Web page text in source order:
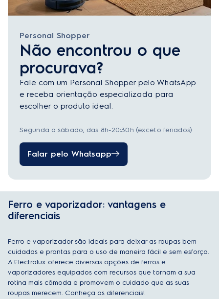
Personal Shopper
Não encontrou o que
procurava?
Fale com um Personal Shopper pelo WhatsApp
e receba orientação especializada para
escolher o produto ideal.
Segunda a sábado, das 8h-20:30h (exceto feriados)
Falar pelo Whatsapp
Ferro e vaporizador: vantagens e
diferenciais
Ferro e vaporizador são ideais para deixar as roupas bem
cuidadas e prontas para o uso de maneira fácil e sem esforço.
A Electrolux oferece diversas opções de ferros e
vaporizadores equipados com recursos que tornam a sua
rotina mais cômoda e promovem o cuidado que as suas
roupas merecem. Conheça os diferenciais!